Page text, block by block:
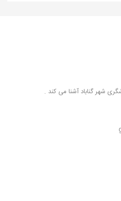
شهر گناباد آشنا می کند .